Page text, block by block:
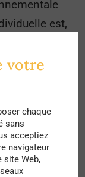
est,
Paris.
sa
durable
selon le
votre
chaque
sans
acceptiez
navigateur
site Web,